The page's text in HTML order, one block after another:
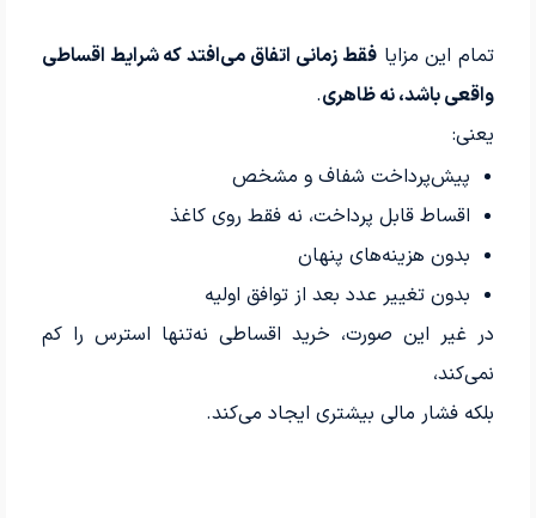
تمام این مزایافقط زمانی اتفاق می‌افتد که شرایط اقساطی
واقعی باشد، نه ظاهری.
یعنی:
پیش‌پرداخت شفاف و مشخص
اقساط قابل پرداخت، نه فقط روی کاغذ
بدون هزینه‌های پنهان
بدون تغییر عدد بعد از توافق اولیه
در غیر این صورت، خرید اقساطی نه‌تنها استرس را کم
نمی‌کند،
بلکه فشار مالی بیشتری ایجاد می‌کند.